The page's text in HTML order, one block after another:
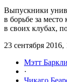
Выпускники
в борьбе за место
в своих клубах,
23 сентября 2016,
Мэтт Баркли
·